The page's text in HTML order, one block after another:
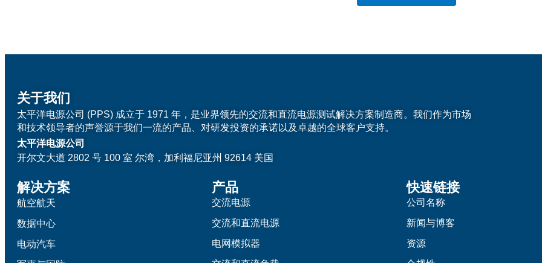
关于我们
太平洋电源公司 (PPS) 成立于 1971 年，是业界领先的交流和直流电源测试解决方案制造商。我们作为市场
和技术领导者的声誉源于我们一流的产品、对研发投资的承诺以及卓越的全球客户支持。
太平洋电源公司
开尔文大道 2802 号 100 室 尔湾，加利福尼亚州 92614 美国
解决方案
航空航天
数据中心
电动汽车
产品
交流电源
交流和直流电源
电网模拟器
快速链接
公司名称
新闻与博客
资源